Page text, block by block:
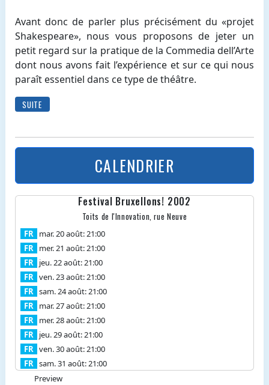
Avant donc de parler plus précisément du «projet
Shakespeare», nous vous proposons de jeter un
petit regard sur la pratique de la Commedia dell’Arte
dont nous avons fait l’expérience et sur ce qui nous
paraît essentiel dans ce type de théâtre.
SUITE
CALENDRIER
Festival Bruxellons! 2002
Toits de l'Innovation, rue Neuve
FR mar. 20 août: 21:00
FR mer. 21 août: 21:00
FR jeu. 22 août: 21:00
FR ven. 23 août: 21:00
FR sam. 24 août: 21:00
FR mar. 27 août: 21:00
FR mer. 28 août: 21:00
FR jeu. 29 août: 21:00
FR ven. 30 août: 21:00
FR sam. 31 août: 21:00
Preview